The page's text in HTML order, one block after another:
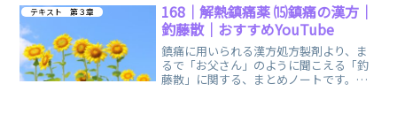
テキスト 第３章
168｜解熱鎮痛薬 ⒂鎮痛の漢方｜
釣藤散｜おすすめYouTube
鎮痛に用いられる漢方処方製剤より、ま
るで「お父さん」のように聞こえる「釣
藤散」に関する、まとめノートです。お